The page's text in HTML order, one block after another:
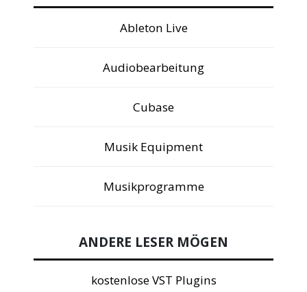
Ableton Live
Audiobearbeitung
Cubase
Musik Equipment
Musikprogramme
ANDERE LESER MÖGEN
kostenlose VST Plugins